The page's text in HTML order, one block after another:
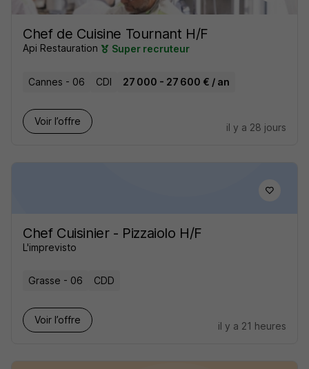
Chef de Cuisine Tournant H/F
Api Restauration Super recruteur
Cannes - 06 CDI 27 000 - 27 600 € / an
Voir l’offre
il y a 28 jours
Chef Cuisinier - Pizzaiolo H/F
L'imprevisto
Grasse - 06 CDD
Voir l’offre
il y a 21 heures